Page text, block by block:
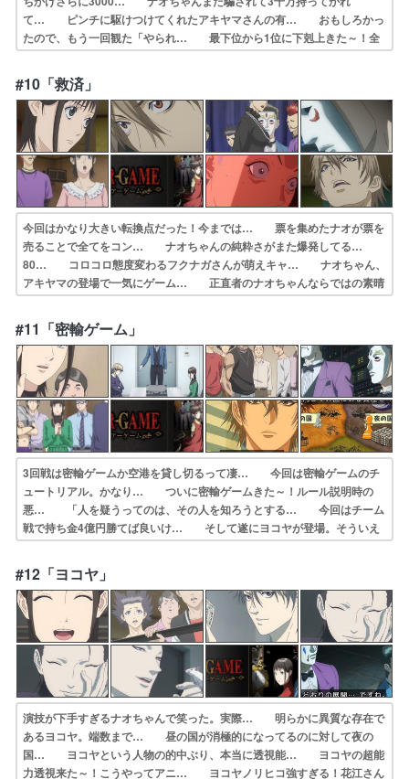
て… ピンチに駆けつけてくれたアキヤマさんの有… おもしろかっ
たので、もう一回観た「やられ… 最下位から1位に下剋上きた～！全
員見事に… ナオちゃん、フクナガに更なる攻撃を受け絶… フクナ
ガの持ち掛けに乗るナオの馬鹿正直さ… ドラマも観てるし原作漫画も
ついこの間読ん… ストーリーや先の展開が分かってただから原…
#10「救済」
今回はかなり大きい転換点だった！今までは… 票を集めたナオが票を
売ることで全てをコン… ナオちゃんの純粋さがまた爆発してる…
80… コロコロ態度変わるフクナガさんが萌えキャ… ナオちゃん、
アキヤマの登場で一気にゲーム… 正直者のナオちゃんならではの素晴
らしい采… ・正直者かどうか試されるゲーム さすが… ナオの
持ち物と化したアキヤマの見事な作戦… ナオがトップに躍り出た投票
結果9回目の投… 秋山さんの票を売る宣言。ここからどんどん…
#11「密輸ゲーム」
3回戦は密輸ゲームか空港を貸し切るって凄… 今回は密輸ゲームのチ
ュートリアル。かなり… ついに密輸ゲームきた～！ルール説明時の
悪… 「人を疑うってのは、その人を知ろうとする… 今回はチーム
戦で持ち金4億円勝てば良いけ… そして遂にヨコヤが登場。そういえ
ばいまし… 次のステージは密輸ゲーム黙秘されたら金額… 「疑う
ことはその人を知ること」、見てるこ… 密輸ゲーム、スタート。特に
理解が難しいゲ… 敗者復活戦はミウラの離脱で幕を閉じた。そ…
#12「ヨコヤ」
演技が下手すぎるナオちゃんで笑った。実際… 明らかに異質な存在で
あるヨコヤ。端数まで… 昼の国が消極的になってるのに対して夜の
国… ヨコヤという人物の的中ぶり、本当に透視能… ヨコヤの超能
力透視来た～！こうやってアニ… ヨコヤノリヒコ強すぎる！花江さん